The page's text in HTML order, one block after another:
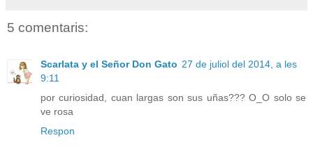
5 comentaris:
Scarlata y el Señor Don Gato 27 de juliol del 2014, a les
9:11
por curiosidad, cuan largas son sus uñas??? O_O solo se
ve rosa
Respon